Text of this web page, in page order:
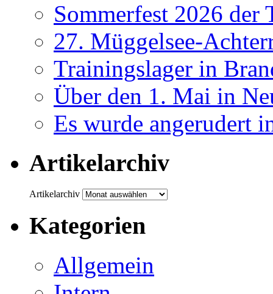
Sommerfest 2026 der
27. Müggelsee-
Trainingslager in
Über den 1. Mai in
Es wurde angerudert
Artikelarchiv
Artikelarchiv
Kategorien
Allgemein